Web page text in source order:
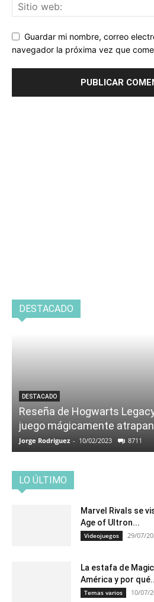
Guardar mi nombre, correo
navegador la próxima vez que
DESTACADO
DESTACADO
Reseña de Hogwarts
juego mágicamente
Jorge Rodriguez - 10/02/2023 8711
LO ÚLTIMO
Marvel Rivals se
Age of Ultron...
Videojuegos 29/07/
La estafa de
América y por
Temas varios 10/07/